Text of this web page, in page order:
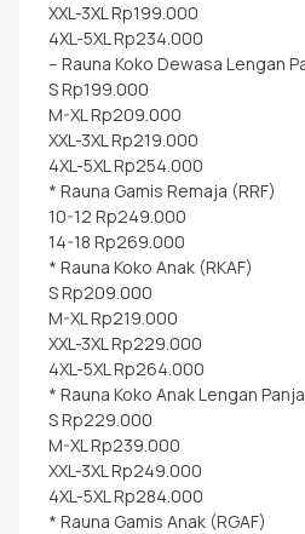
XXL-3XL Rp199.000
4XL-5XL Rp234.000
– Rauna Koko Dewasa Lengan
S Rp199.000
M-XL Rp209.000
XXL-3XL Rp219.000
4XL-5XL Rp254.000
* Rauna Gamis Remaja (RRF)
10-12 Rp249.000
14-18 Rp269.000
* Rauna Koko Anak (RKAF)
S Rp209.000
M-XL Rp219.000
XXL-3XL Rp229.000
4XL-5XL Rp264.000
* Rauna Koko Anak Lengan
S Rp229.000
M-XL Rp239.000
XXL-3XL Rp249.000
4XL-5XL Rp284.000
* Rauna Gamis Anak (RGAF)